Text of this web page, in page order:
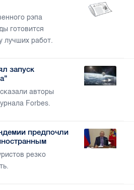
рэпа
готовится
лучших работ.
запуск
авторы
Forbes.
предпочли
резко